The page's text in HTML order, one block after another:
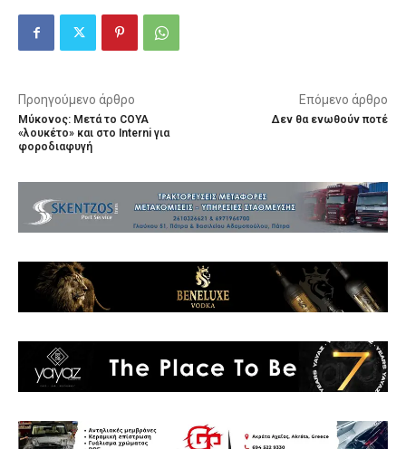
Προηγούμενο άρθρο
Μύκονος: Μετά το COYA
«λουκέτο» και στο Interni για
φοροδιαφυγή
Επόμενο άρθρο
Δεν θα ενωθούν ποτέ